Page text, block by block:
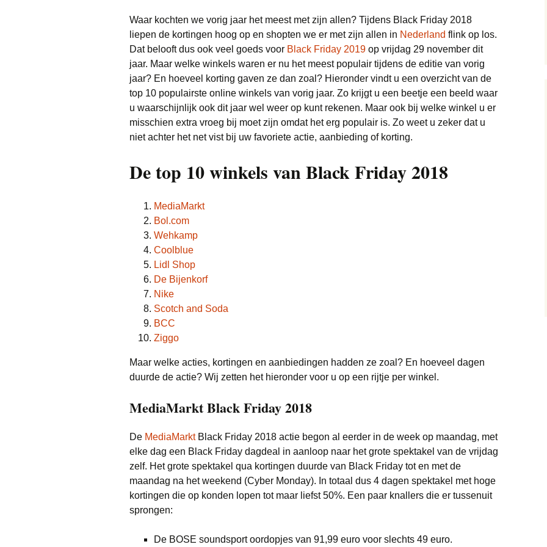
MacBook deals
iPhone deals
Elektronica deals Camera deals
E-readers deals
FIFA 21 deals
Google Chromecast
deals
Internet en TV deals
Xbox deals
Stofzuigers deals
Tablets deals
Energie deals
Horloge deals Sieraden deals
Kleding & Schoenen
deals
Baby deals
Jeans deals
Brillen & zonnebrillen
deals
Meubels deals
Robotmaaier deals
Bladblazer
Waar kochten we vorig jaar het meest met zijn allen? Tijdens Black Friday 2018
liepen de kortingen hoog op en shopten we er met zijn allen in Nederland flink op los.
Dat belooft dus ook veel goeds voor Black Friday 2019 op vrijdag 29 november dit
jaar. Maar welke winkels waren er nu het meest populair tijdens de editie van vorig
jaar? En hoeveel korting gaven ze dan zoal? Hieronder vindt u een overzicht van de
top 10 populairste online winkels van vorig jaar. Zo krijgt u een beetje een beeld waar
u waarschijnlijk ook dit jaar wel weer op kunt rekenen. Maar ook bij welke winkel u er
misschien extra vroeg bij moet zijn omdat het erg populair is. Zo weet u zeker dat u
niet achter het net vist bij uw favoriete actie, aanbieding of korting.
De top 10 winkels van Black Friday 2018
MediaMarkt
Bol.com
Wehkamp
Coolblue
Lidl Shop
De Bijenkorf
Nike
Scotch and Soda
BCC
Ziggo
Maar welke acties, kortingen en aanbiedingen hadden ze zoal? En hoeveel dagen
duurde de actie? Wij zetten het hieronder voor u op een rijtje per winkel.
MediaMarkt Black Friday 2018
De MediaMarktBlack Friday 2018 actie begon al eerder in de week op maandag, met
elke dag een Black Friday dagdeal in aanloop naar het grote spektakel van de vrijdag
zelf. Het grote spektakel qua kortingen duurde van Black Friday tot en met de
maandag na het weekend (Cyber Monday). In totaal dus 4 dagen spektakel met hoge
kortingen die op konden lopen tot maar liefst 50%. Een paar knallers die er tussenuit
sprongen:
De BOSE soundsport oordopjes van 91,99 euro voor slechts 49 euro.